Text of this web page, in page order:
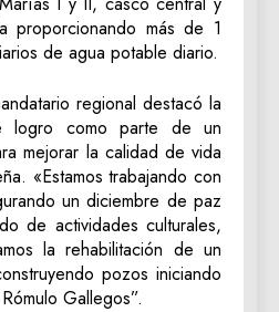
proporcionando más de 1
de agua potable diario.
regional destacó la
logro como parte de un
mejorar la calidad de vida
«Estamos trabajando con
un diciembre de paz
de actividades culturales,
la rehabilitación de un
pozos iniciando
Gallegos”.